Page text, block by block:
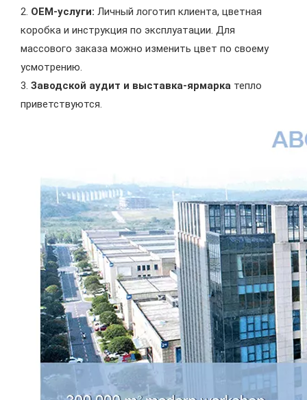
2. OEM-услуги: Личный логотип клиента, цветная
коробка и инструкция по эксплуатации. Для
массового заказа можно изменить цвет по своему
усмотрению.
3. Заводской аудит и выставка-ярмарка тепло
приветствуются.